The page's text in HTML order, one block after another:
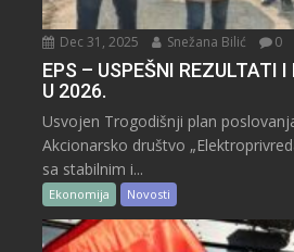
Dec 31, 2025 Snežana Bilić 0
EPS – USPEŠNI REZULTATI
U 2026.
Usvojen Trogodišnji plan
Akcionarsko društvo
sa stabilnim i...
Ekonomija Novosti